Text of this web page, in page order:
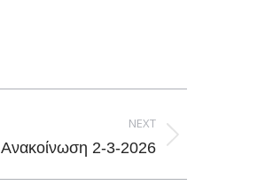
NEXT
Ανακοίνωση 2-3-2026